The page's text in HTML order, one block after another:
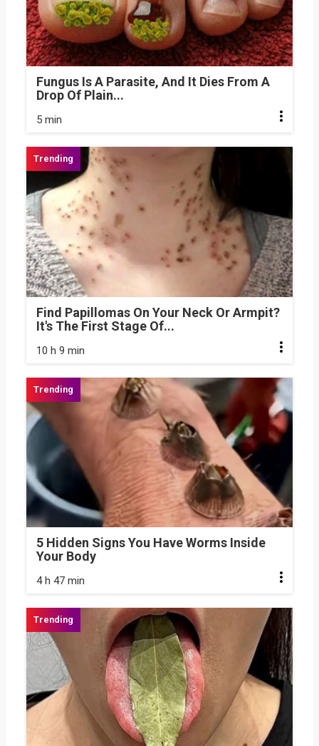
Fungus Is A Parasite, And It Dies From A
Drop Of Plain...
5 min
Find Papillomas On Your Neck Or Armpit?
It's The First Stage Of...
10 h 9 min
5 Hidden Signs You Have Worms Inside
Your Body
4 h 47 min